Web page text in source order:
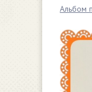
Альбом